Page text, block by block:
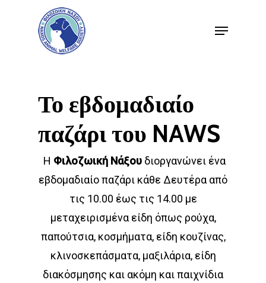
Μετάβαση
Μενού
Το εβδομαδιαίο
παζάριτου NAWS
Η Φιλοζωική Νάξουδιοργανώνει ένα
εβδομαδιαίο παζάρι κάθε Δευτέρα από
τις 10.00 έως τις 14.00 με
μεταχειρισμένα είδη όπως ρούχα,
παπούτσια, κοσμήματα, είδη κουζίνας,
κλινοσκεπάσματα, μαξιλάρια, είδη
διακόσμησης και ακόμη και παιχνίδια